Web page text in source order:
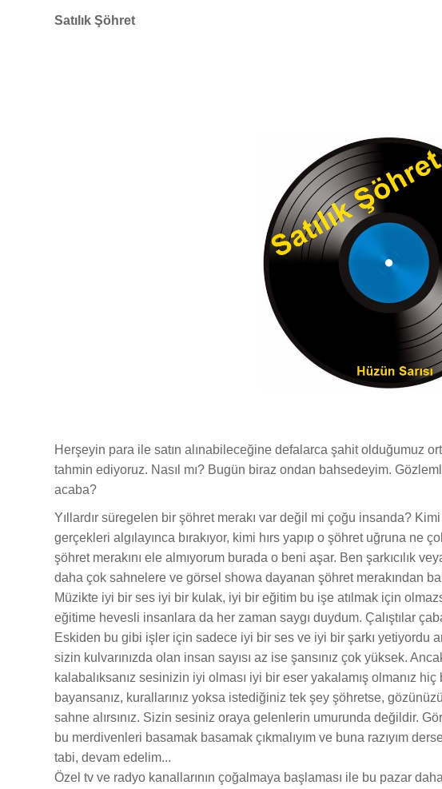
Satılık Şöhret
Herşeyin para ile satın alınabileceğine defalarca şahit olduğumuz
tahmin ediyoruz. Nasıl mı? Bugün biraz ondan bahsedeyim.
acaba?
Yıllardır süregelen bir şöhret merakı var değil mi çoğu insanda?
gerçekleri algılayınca bırakıyor, kimi hırs yapıp o şöhret uğruna ne
şöhret merakını ele almıyorum burada o beni aşar. Ben şarkıcılık
daha çok sahnelere ve görsel showa dayanan şöhret merakından
Müzikte iyi bir ses iyi bir kulak, iyi bir eğitim bu işe atılmak için
eğitime hevesli insanlara da her zaman saygı duydum. Çalıştılar
Eskiden bu gibi işler için sadece iyi bir ses ve iyi bir şarkı yetiyordu
sizin kulvarınızda olan insan sayısı az ise şansınız çok yüksek.
kalabalıksanız sesinizin iyi olması iyi bir eser yakalamış olmanız
bayansanız, kurallarınız yoksa istediğiniz tek şey şöhretse,
sahne alırsınız. Sizin sesiniz oraya gelenlerin umurunda değildir.
bu merdivenleri basamak basamak çıkmalıyım ve buna razıyım
tabi, devam edelim...
Özel tv ve radyo kanallarının çoğalmaya başlaması ile bu pazar